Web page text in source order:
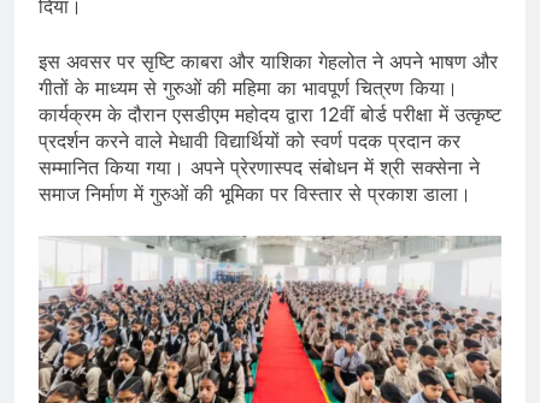
दिया।
इस अवसर पर सृष्टि काबरा और याशिका गेहलोत ने अपने भाषण और
गीतों के माध्यम से गुरुओं की महिमा का भावपूर्ण चित्रण किया।
कार्यक्रम के दौरान एसडीएम महोदय द्वारा 12वीं बोर्ड परीक्षा में उत्कृष्ट
प्रदर्शन करने वाले मेधावी विद्यार्थियों को स्वर्ण पदक प्रदान कर
सम्मानित किया गया। अपने प्रेरणास्पद संबोधन में श्री सक्सेना ने
समाज निर्माण में गुरुओं की भूमिका पर विस्तार से प्रकाश डाला।